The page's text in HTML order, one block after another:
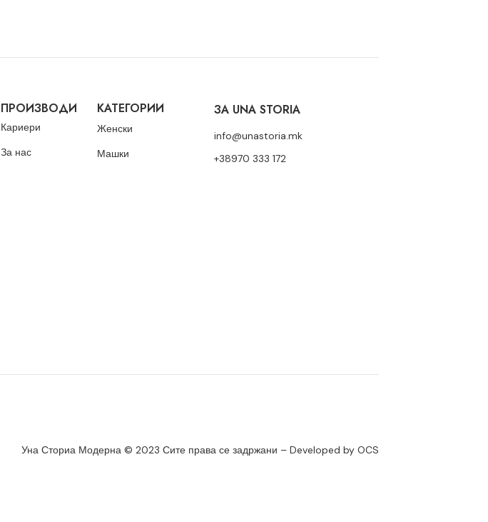
ПРОИЗВОДИ
Кариери
За нас
КАТЕГОРИИ
Женски
Машки
ЗА UNA STORIA
info@unastoria.mk
+38970 333 172
Уна Сториа Модерна © 2023 Сите права се задржани – Developed by OCS